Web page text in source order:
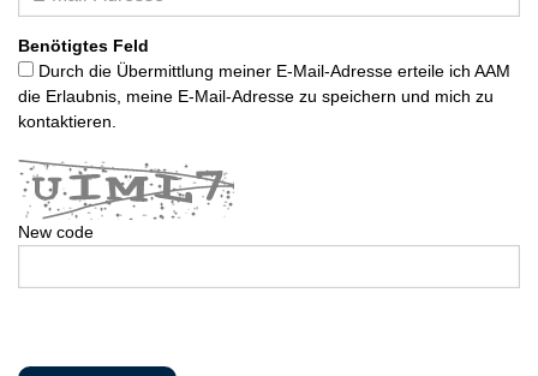
Benötigtes Feld
Durch die Übermittlung meiner E-Mail-Adresse erteile ich AAM
die Erlaubnis, meine E-Mail-Adresse zu speichern und mich zu
kontaktieren.
New code